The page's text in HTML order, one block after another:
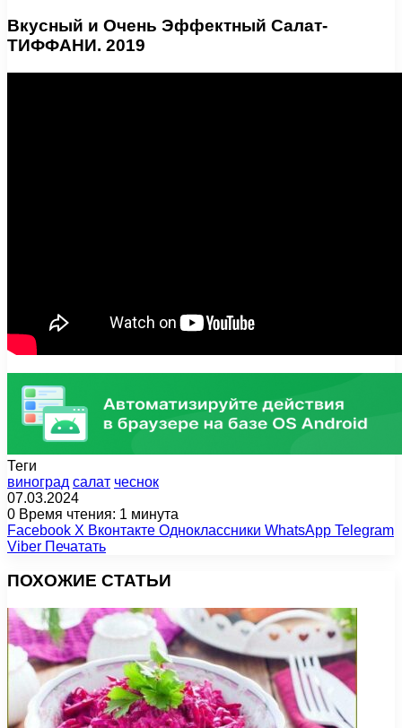
Вкусный и Очень Эффектный Салат-
ТИФФАНИ. 2019
Теги
виноград салат чеснок
07.03.2024
0 Время чтения: 1 минута
Facebook X Вконтакте Одноклассники WhatsApp Telegram
Viber Печатать
ПОХОЖИЕ СТАТЬИ